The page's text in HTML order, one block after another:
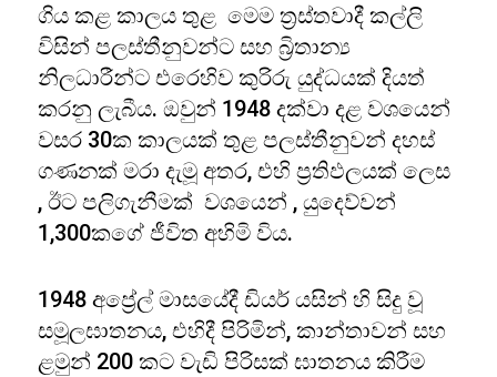
ගිය කළ කාලය තුළ මෙම ත්‍රස්තවාදී කල්ලි
විසින් පලස්තීනුවන්ට සහ බ්‍රිතාන්‍ය
නිලධාරීන්ට එරෙහිව කුරිරු යුද්ධයක් දියත්
කරනු ලැබීය. ඔවුන් 1948 දක්වා දළ වශයෙන්
වසර 30ක කාලයක් තුළ පලස්තීනුවන් දහස්
ගණනක් මරා දැමූ අතර, එහි ප්‍රතිඵලයක් ලෙස
, ඊට පලිගැනීමක් වශයෙන් , යුදෙව්වන්
1,300කගේ ජීවිත අහිමි විය.
1948 අප්‍රේල් මාසයේදී ඩියර් යසින් හි සිදු වූ
සමූලඝාතනය, එහිදී පිරිමින්, කාන්තාවන් සහ
ළමුන් 200 කට වැඩි පිරිසක් ඝාතනය කිරීම